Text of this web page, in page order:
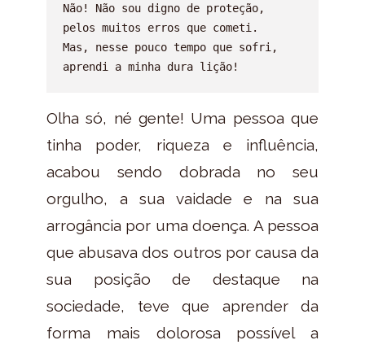
Não! Não sou digno de proteção,
pelos muitos erros que cometi.
Mas, nesse pouco tempo que sofri,
Olha só, né gente! Uma pessoa que
tinha poder, riqueza e influência,
acabou sendo dobrada no seu
orgulho, a sua vaidade e na sua
arrogância por uma doença. A pessoa
que abusava dos outros por causa da
sua posição de destaque na
sociedade, teve que aprender da
forma mais dolorosa possível a